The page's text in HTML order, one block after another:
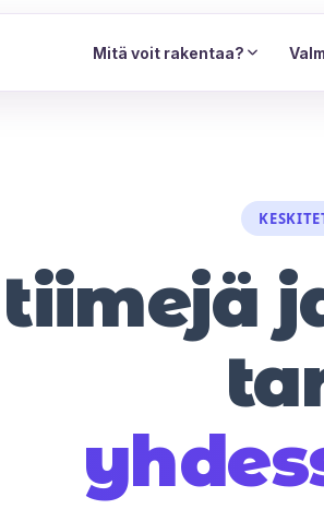
Mitä voit rakentaa?